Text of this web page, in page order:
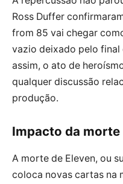
Ross Duffer
from 85 vai chegar
vazio deixado pelo final
assim, o ato de
qualquer discussão
produção.
Impacto da morte
A morte de Eleven, ou
coloca novas cartas na